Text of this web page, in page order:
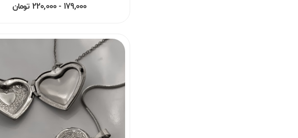
179,000 - 220,000 تومان